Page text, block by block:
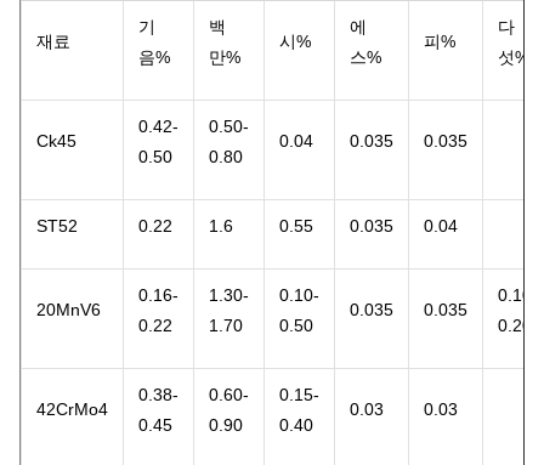
재료
기
음%
백
만%
시%
에
스%
피%
다
섯%
Ck45
0.42-
0.50
0.50-
0.80
0.04 0.035 0.035
ST52 0.22 1.6 0.55 0.035 0.04
20MnV6
0.16-
0.22
1.30-
1.70
0.10-
0.50
0.035 0.035
0.10-
0.20
42CrMo4
0.38-
0.45
0.60-
0.90
0.15-
0.40
0.03 0.03